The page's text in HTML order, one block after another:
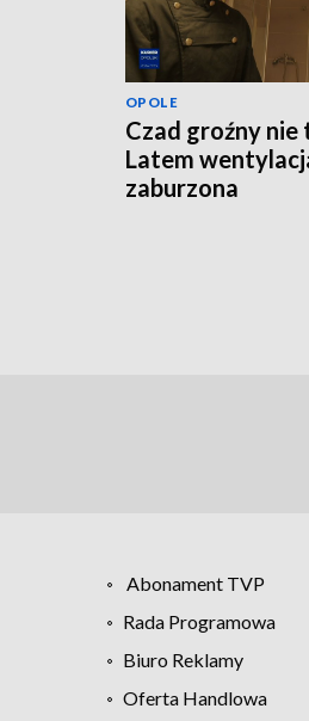
OPOLE
Czad groźny nie
Latem
zaburzona
Abonament TVP
Rada Programowa
Biuro Reklamy
Oferta Handlowa